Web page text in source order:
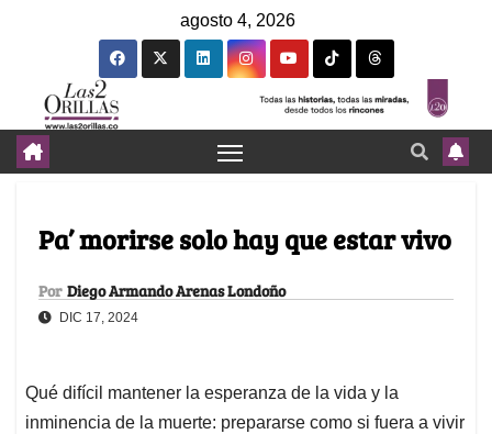
agosto 4, 2026
Pa’ morirse solo hay que estar vivo
Por Diego Armando Arenas Londoño
DIC 17, 2024
Qué difícil mantener la esperanza de la vida y la
inminencia de la muerte: prepararse como si fuera a vivir